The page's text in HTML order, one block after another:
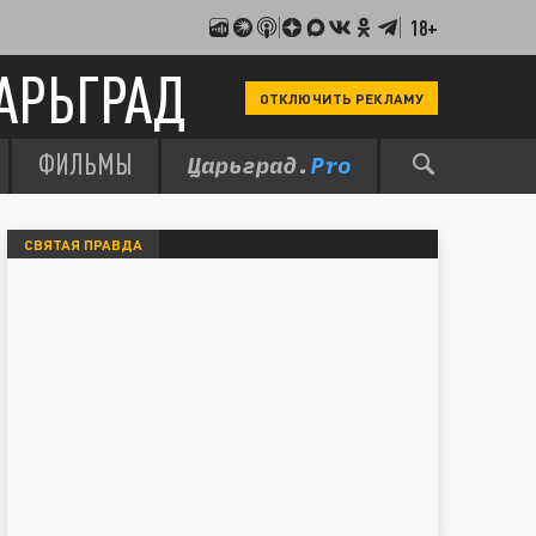
18+
ОТКЛЮЧИТЬ РЕКЛАМУ
ФИЛЬМЫ
СВЯТАЯ ПРАВДА